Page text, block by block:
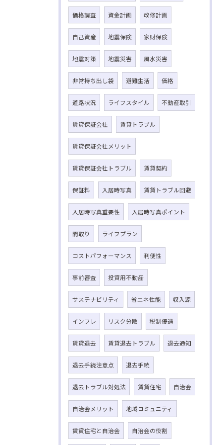
価格調査 資金計画 改修計画
自己資産 地震保険 家財保険
地震対策 地震災害 風水災害
非常持ち出し袋 避難生活 価格
道路状況 ライフスタイル 不動産取引
賃貸保証会社 賃貸トラブル
賃貸保証会社メリット
賃貸保証会社トラブル 賃貸契約
保証料 入居時写真 賃貸トラブル回避
入居時写真重要性 入居時写真ポイント
間取り ライフプラン
コストパフォーマンス 利便性
事前審査 投資用不動産
サステナビリティ 省エネ性能 収入源
インフレ リスク分散 税制優遇
賃貸退去 賃貸退去トラブル 退去通知
退去手続注意点 退去手続
退去トラブル対処法 賃貸住宅 自治会
自治会メリット 地域コミュニティ
賃貸住宅と自治会 自治会の役割